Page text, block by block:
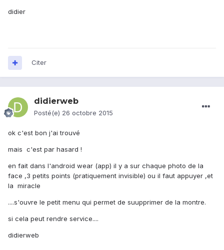
didier
Citer
didierweb
Posté(e) 26 octobre 2015
ok c'est bon j'ai trouvé
mais c'est par hasard !
en fait dans l'android wear (app) il y a sur chaque photo de la
face ,3 petits points (pratiquement invisible) ou il faut appuyer ,et
la miracle
....s'ouvre le petit menu qui permet de suupprimer de la montre.
si cela peut rendre service....
didierweb